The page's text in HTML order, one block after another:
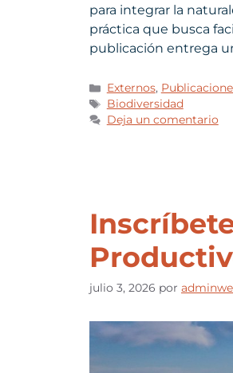
para integrar la
práctica que busca
publicación entrega
Externos,
Biodiversidad
Deja un comentario
julio 3, 2026 por